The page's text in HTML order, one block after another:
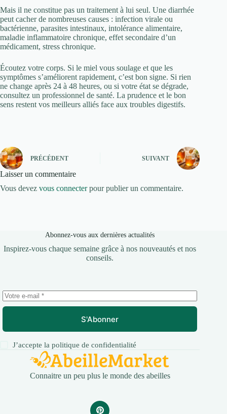
Mais il ne constitue pas un traitement à lui seul. Une diarrhée
peut cacher de nombreuses causes : infection virale ou
bactérienne, parasites intestinaux, intolérance alimentaire,
maladie inflammatoire chronique, effet secondaire d’un
médicament, stress chronique.
Écoutez votre corps. Si le miel vous soulage et que les
symptômes s’améliorent rapidement, c’est bon signe. Si rien
ne change après 24 à 48 heures, ou si votre état se dégrade,
consultez un professionnel de santé. La prudence et le bon
sens restent vos meilleurs alliés face aux troubles digestifs.
PRÉCÉDENT SUIVANT
Laisser un commentaire
Vous devez vous connecterpour publier un commentaire.
Abonnez-vous aux dernières actualités
Inspirez-vous chaque semaine grâce à nos nouveautés et nos
conseils.
S'Abonner
J’accepte lapolitique de confidentialité
Connaitre un peu plus le monde des abeilles